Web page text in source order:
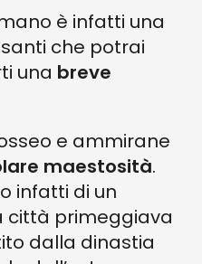
è infatti una
che potrai
una breve
e ammirane
maestosità.
infatti di un
città primeggiava
dalla dinastia